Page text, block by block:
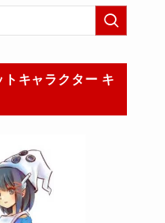
キャラクター キ